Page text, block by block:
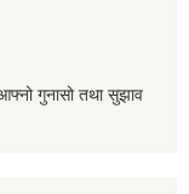
गुनासो तथा सुझाव